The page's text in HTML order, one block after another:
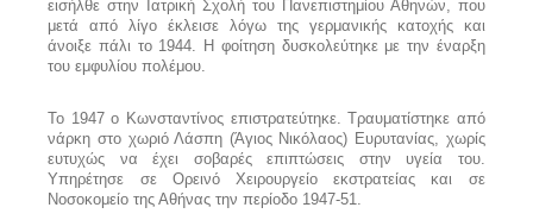
εισήλθε στην Ιατρική Σχολή του Πανεπιστημίου Αθηνών, που
μετά από λίγο έκλεισε λόγω της γερμανικής κατοχής και
άνοιξε πάλι το 1944. Η φοίτηση δυσκολεύτηκε με την έναρξη
του εμφυλίου πολέμου.
Το 1947 ο Κωνσταντίνος επιστρατεύτηκε. Τραυματίστηκε από
νάρκη στο χωριό Λάσπη (Άγιος Νικόλαος) Ευρυτανίας, χωρίς
ευτυχώς να έχει σοβαρές επιπτώσεις στην υγεία του.
Υπηρέτησε σε Ορεινό Χειρουργείο εκστρατείας και σε
Νοσοκομείο της Αθήνας την περίοδο 1947-51.